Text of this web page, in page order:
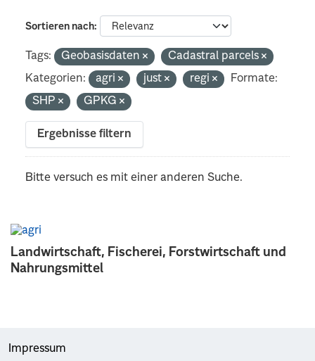
Landwirtschaft, Fischerei, Forstwirtschaft und
Nahrungsmittel
Sortieren nach
Tags: Geobasisdaten
Cadastral parcels
Kategorien:
agri just regi
Formate:
SHP
GPKG
Ergebnisse filtern
Bitte versuch es mit einer anderen Suche.
Impressum